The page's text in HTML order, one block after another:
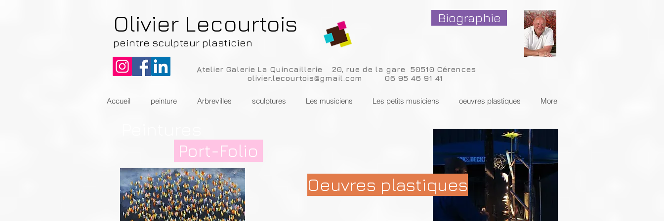
Olivier Lecourtois
peintre sculpteur plasticien
Biographie
Atelier Galerie La Quincaillerie 20, rue de la gare 50510 Cérences
olivier.lecourtois@gmail.com 06 95 46 91 41
Accueil peinture Arbrevilles sculptures Les musiciens Les petits musiciens oeuvres plastiques More
Port-Folio
Oeuvres plastiques